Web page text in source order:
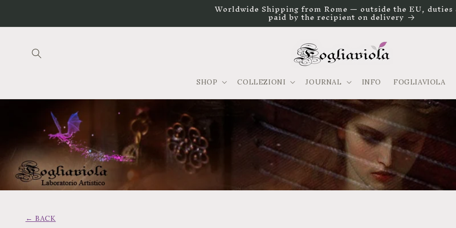
Worldwide Shipping from Rome — outside the EU, duties
paid by the recipient on delivery
SHOP COLLEZIONI JOURNAL INFO FOGLIAVIOLA
← BACK